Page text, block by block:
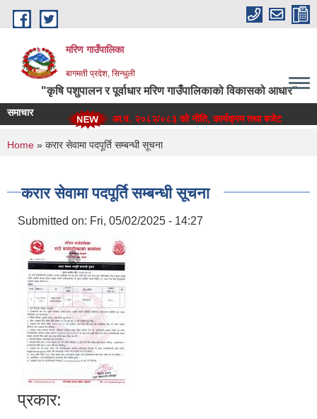
Skip to main content
मरिण गाउँपालिका
बागमती प्रदेश, सिन्धुली
"कृषि पशुपालन र पूर्वाधार मरिण गाउँपालिकाको विकासको आधार"
समाचार
आ.व. २०८२/०८३ को नीति, कार्यक्रम तथा बजेट
You are here
Home » करार सेवामा पदपूर्ति सम्बन्धी सूचना
करार सेवामा पदपूर्ति सम्बन्धी सूचना
Submitted on: Fri, 05/02/2025 - 14:27
प्रकार: